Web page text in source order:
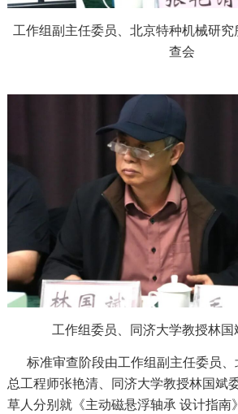
工作组副主任委员、北京特种机械研
查会
工作组委员、同济大学教授林
标准审查阶段由工作组副主任委员、
总工程师张艳清、同济大学教授林国斌
草人分别就《主动磁悬浮轴承 设计指南